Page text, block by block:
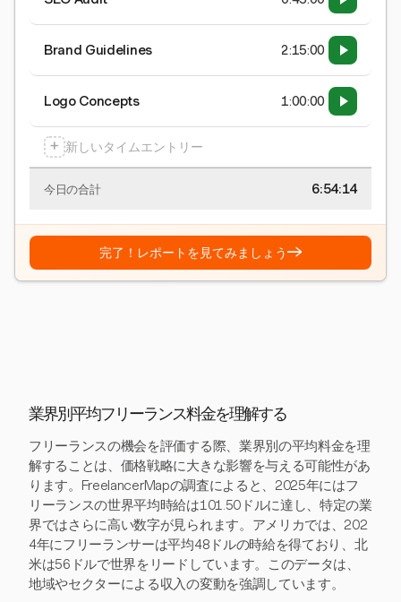
Brand Guidelines 2:15:00
Logo Concepts 1:00:00
+ 新しいタイムエントリー
今日の合計 6:54:15
完了！レポートを見てみましょう→
業界別平均フリーランス料金を理解する
フリーランスの機会を評価する際、業界別の平均料金を理
解することは、価格戦略に大きな影響を与える可能性があ
ります。FreelancerMapの調査によると、2025年にはフ
リーランスの世界平均時給は101.50ドルに達し、特定の業
界ではさらに高い数字が見られます。アメリカでは、202
4年にフリーランサーは平均48ドルの時給を得ており、北
米は56ドルで世界をリードしています。このデータは、
地域やセクターによる収入の変動を強調しています。